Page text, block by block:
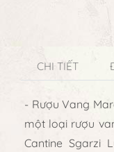
CHI TIẾT
- Rượu Vang
một loại rượu
Cantine Sgarzi